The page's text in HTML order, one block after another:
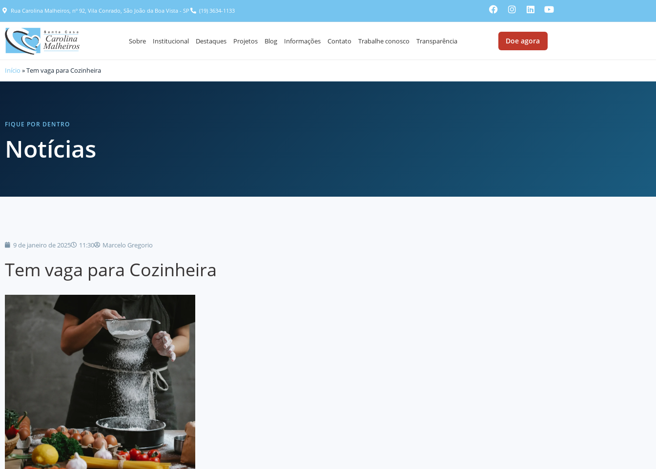
Rua Carolina Malheiros, nº 92, Vila Conrado, São João da Boa Vista - SP (19) 3634-1133
Sobre Institucional Destaques Projetos Blog Informações Contato Trabalhe conosco Transparência Doe agora
Início »Tem vaga para Cozinheira
FIQUE POR DENTRO
Notícias
9 de janeiro de 2025 11:30 Marcelo Gregorio
Tem vaga para Cozinheira